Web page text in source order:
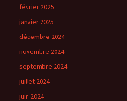
février 2025
janvier 2025
décembre 2024
novembre 2024
septembre 2024
juillet 2024
juin 2024